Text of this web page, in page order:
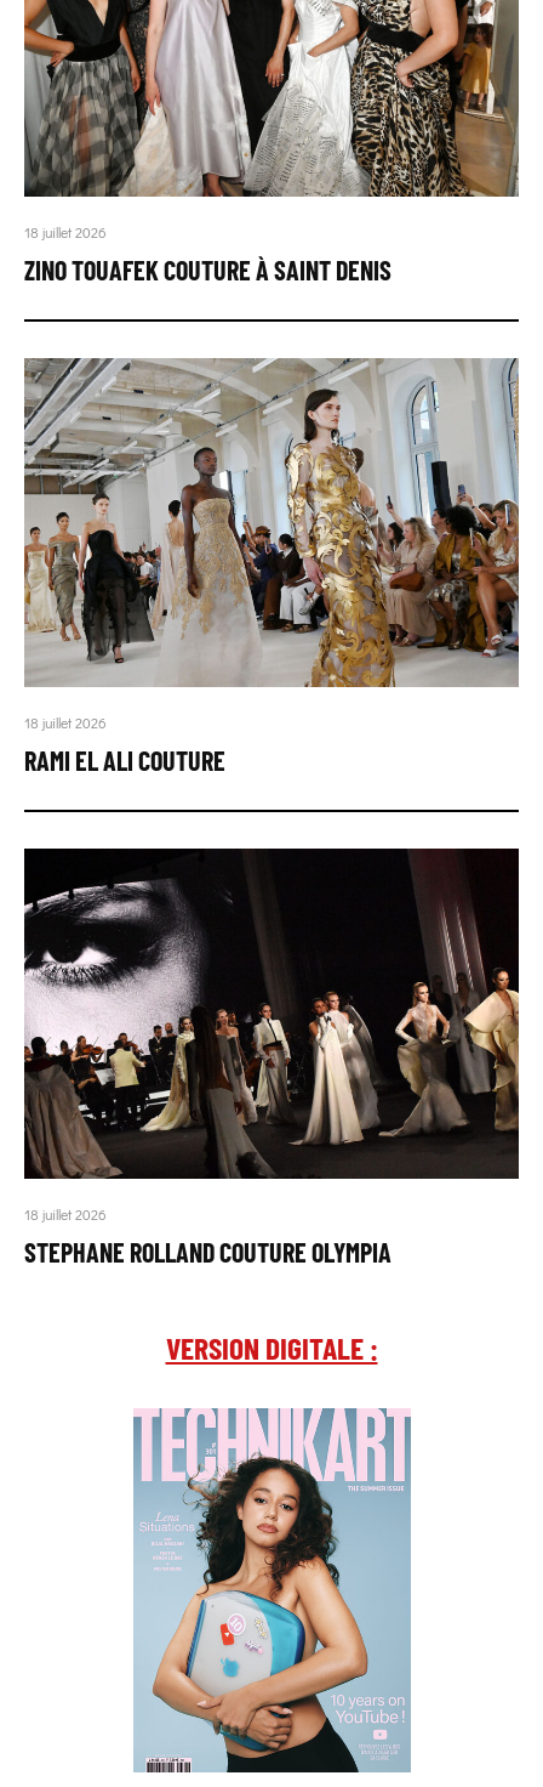
18 juillet 2026
ZINO TOUAFEK COUTURE À SAINT DENIS
18 juillet 2026
RAMI EL ALI COUTURE
18 juillet 2026
STEPHANE ROLLAND COUTURE OLYMPIA
VERSION DIGITALE :